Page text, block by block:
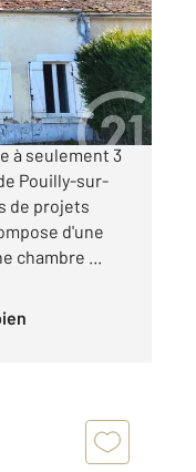
à rénover
à seulement 3
Pouilly-sur-
de projets
d'une
chambre ...